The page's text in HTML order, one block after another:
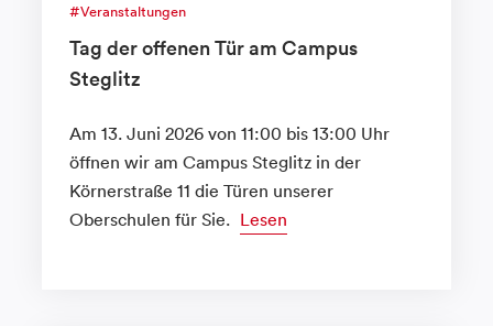
Veranstaltungen
Tag der offenen Tür am Campus
Steglitz
Am 13. Juni 2026 von 11:00 bis 13:00 Uhr
öffnen wir am Campus Steglitz in der
Körnerstraße 11 die Türen unserer
Oberschulen für Sie. Lesen